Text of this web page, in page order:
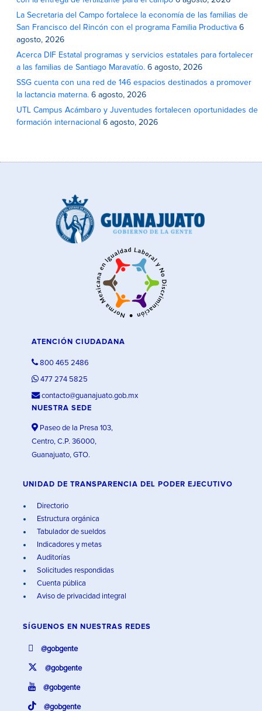
La Secretaria del Campo fortalece la economía de las familias de
San Francisco del Rincón con el programa Familia Productiva 6
agosto, 2026
Acerca DIF Estatal programas y servicios estatales para fortalecer
a las familias de Santiago Maravatío. 6 agosto, 2026
SSG cuenta con una red de 146 espacios destinados a promover
la lactancia materna. 6 agosto, 2026
UTL Campus Acámbaro y Juventudes fortalecen oportunidades de
formación internacional 6 agosto, 2026
ATENCIÓN CIUDADANA
800 465 2486
477 274 5825
contacto@guanajuato.gob.mx
NUESTRA SEDE
Paseo de la Presa 103,
Centro, C.P. 36000,
Guanajuato, GTO.
UNIDAD DE TRANSPARENCIA DEL PODER EJECUTIVO
Directorio
Estructura orgánica
Tabulador de sueldos
Indicadores y metas
Auditorías
Solicitudes respondidas
Cuenta pública
Aviso de privacidad integral
SÍGUENOS EN NUESTRAS REDES
@gobgente
@gobgente
@gobgente
@gobgente